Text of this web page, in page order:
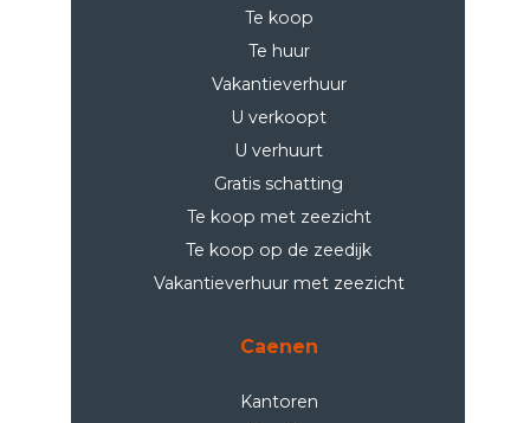
Te koop
Te huur
Vakantieverhuur
U verkoopt
U verhuurt
Gratis schatting
Te koop met zeezicht
Te koop op de zeedijk
Vakantieverhuur met zeezicht
Caenen
Kantoren